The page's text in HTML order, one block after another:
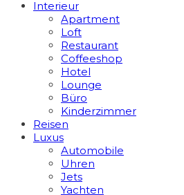
Interieur
Apart­ment
Loft
Restaurant
Coffeeshop
Hotel
Lounge
Büro
Kinderzimmer
Reisen
Luxus
Automobile
Uhren
Jets
Yachten